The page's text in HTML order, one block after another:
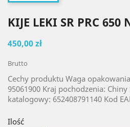
KIJE LEKI SR PRC 650
450,00 zł
Brutto
Cechy produktu Waga
95061900 Kraj pochodzenia:
katalogowy: 652408791140 Kod
Ilość